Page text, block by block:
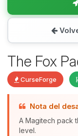
The Fox
CurseForge
Nota del
A Magitech pack
level.